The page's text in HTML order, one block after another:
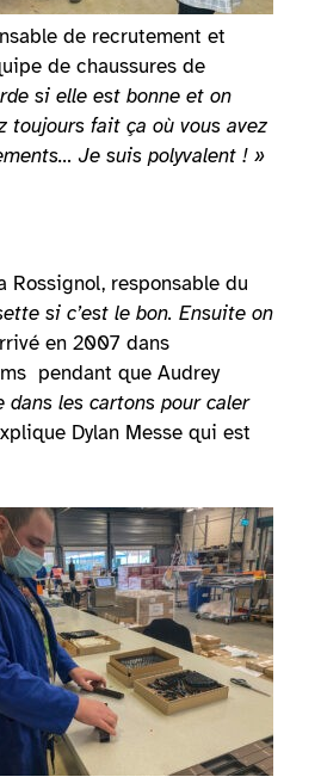
de recrutement et
de chaussures de
si elle est bonne et on
toujours fait ça où vous avez
Je suis polyvalent ! »
Rossignol, responsable du
si c’est le bon. Ensuite on
en 2007 dans
pendant que Audrey
dans les cartons pour caler
Dylan Messe qui est